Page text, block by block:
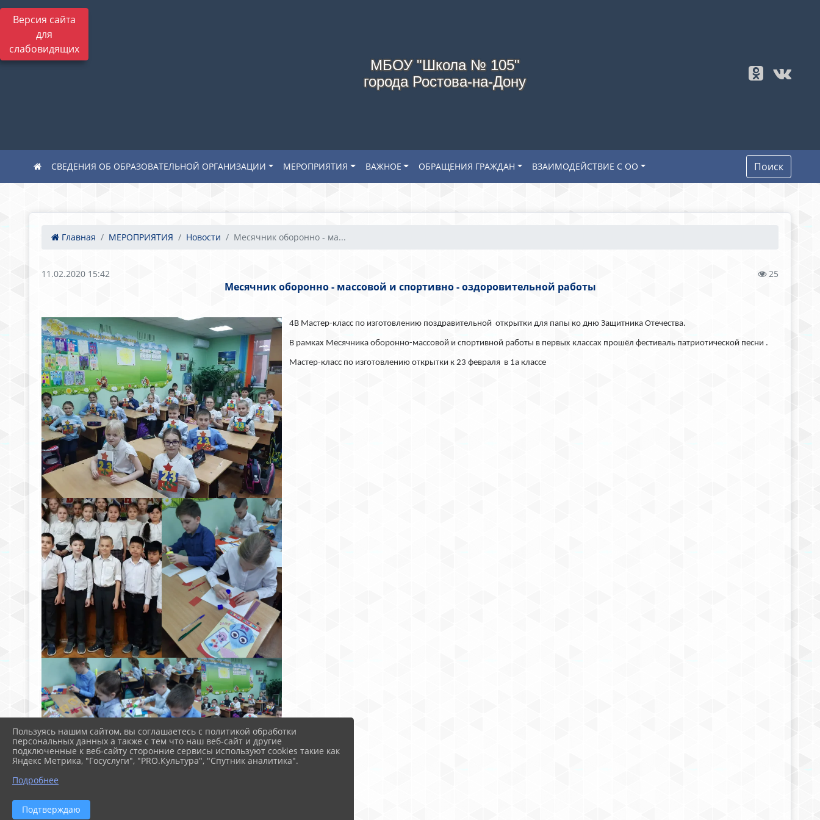
Версия сайта
для
слабовидящих
МБОУ "Школа № 105"
города Ростова-на-Дону
СВЕДЕНИЯ ОБ ОБРАЗОВАТЕЛЬНОЙ ОРГАНИЗАЦИИ МЕРОПРИЯТИЯ ВАЖНОЕ ОБРАЩЕНИЯ ГРАЖДАН ВЗАИМОДЕЙСТВИЕ С ОО Поиск
Главная МЕРОПРИЯТИЯ Новости Месячник оборонно - ма...
11.02.2020 15:42 25
Месячник оборонно - массовой и спортивно - оздоровительной работы
4В Мастер-класс по изготовлению поздравительной открытки для папы ко дню Защитника Отечества.
В рамках Месячника оборонно-массовой и спортивной работы в первых классах прошёл фестиваль патриотической песни .
Мастер-класс по изготовлению открытки к 23 февраля в 1а классе
Пользуясь нашим сайтом, вы соглашаетесь с политикой обработки
персональных данных а также с тем что наш веб-сайт и другие
подключенные к веб-сайту сторонние сервисы используют cookies такие как
Яндекс Метрика, "Госуслуги", "PRO.Культура", "Спутник аналитика".
Подробнее
Подтверждаю